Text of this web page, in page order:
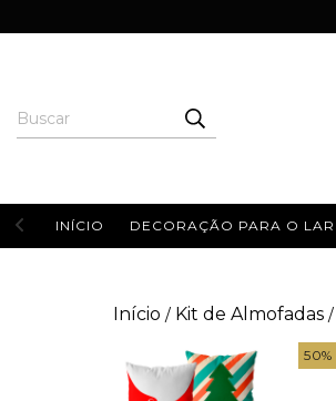
INÍCIO DECORAÇÃO PARA O LAR
Início / Kit de Almofadas /
50%